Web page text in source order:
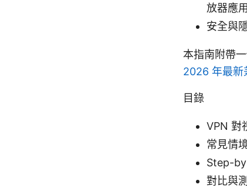
放器應
安全與
本指南附帶
2026 年最新
目錄
VPN 對
常見情
Step-
對比與